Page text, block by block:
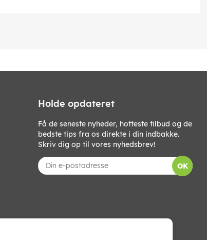
Holde opdateret
Få de seneste nyheder, hotteste tilbud og de
bedste tips fra os direkte i din indbakke.
Skriv dig op til vores nyhedsbrev!
OK